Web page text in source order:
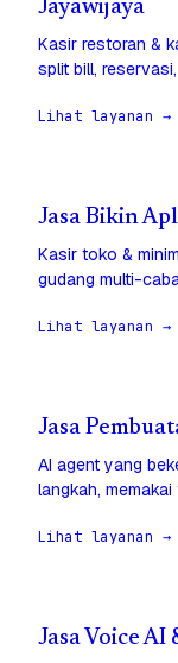
Jayawijaya
Kasir restoran &
split bill,
Lihat layanan →
Jasa Bikin
Kasir toko &
gudang multi-
Lihat layanan →
Jasa
AI agent yang
langkah,
Lihat layanan →
Jasa Voice